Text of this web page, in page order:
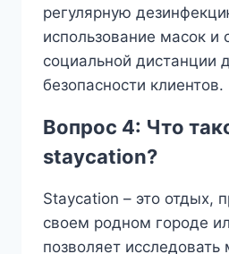
регулярную
использование масок и
социальной дистанции
безопасности клиентов.
Вопрос 4: Что
staycation?
Staycation – это отдых,
своем родном городе
позволяет исследовать